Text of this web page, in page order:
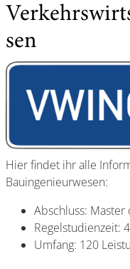
sen
Hier findet ihr alle
Bauingenieurwesen:
Abschluss: Master
Regelstudienzeit:
Umfang: 120